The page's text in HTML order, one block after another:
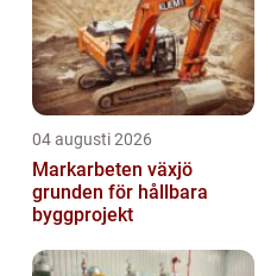
04 augusti 2026
Markarbeten växjö
grunden för hållbara
byggprojekt